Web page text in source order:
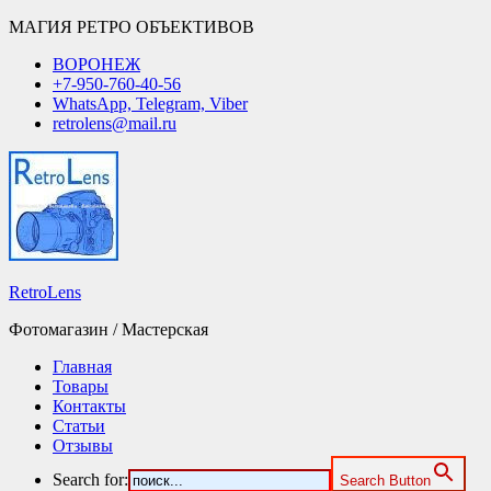
МАГИЯ РЕТРО ОБЪЕКТИВОВ
ВОРОНЕЖ
+7-950-760-40-56
WhatsApp, Telegram, Viber
retrolens@mail.ru
RetroLens
Фотомагазин / Мастерская
Главная
Товары
Контакты
Статьи
Отзывы
Search for:
Search Button